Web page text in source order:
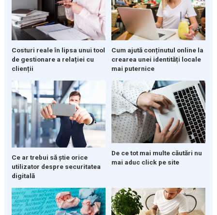
Costuri reale în lipsa unui tool
de gestionare a relației cu
clienții
Cum ajută conținutul online la
crearea unei identități locale
mai puternice
Ce ar trebui să știe orice
utilizator despre securitatea
digitală
De ce tot mai multe căutări nu
mai aduc click pe site